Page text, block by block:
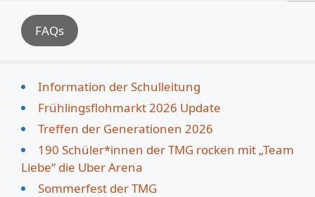
FAQs
Information der Schulleitung
Frühlingsflohmarkt 2026 Update
Treffen der Generationen 2026
190 Schüler*innen der TMG rocken mit „Team
Liebe“ die Uber Arena
Sommerfest der TMG